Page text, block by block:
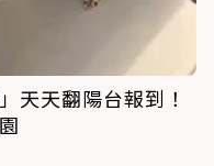
天天翻陽台報到！